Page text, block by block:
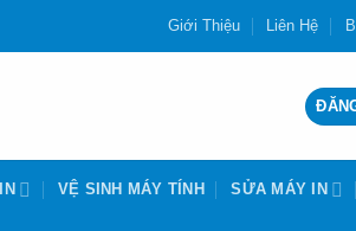
Giới Thiệu Liên Hệ
VỆ SINH MÁY TÍNH SỬA MÁY IN